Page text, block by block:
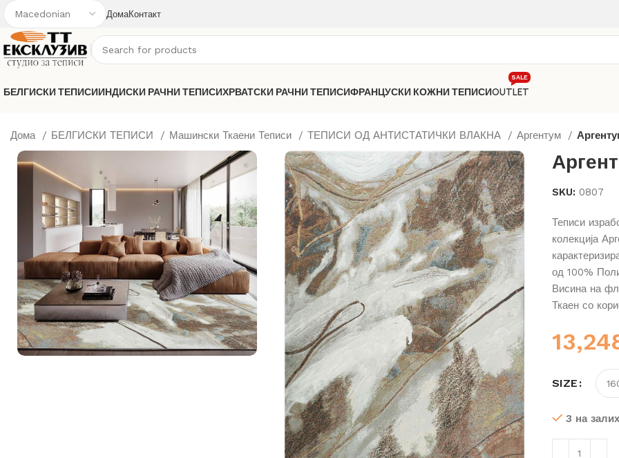
ДомаКонтакт
БЕЛГИСКИ ТЕПИСИИНДИСКИ РАЧНИ ТЕПИСИХРВАТСКИ РАЧНИ ТЕПИСИФРАНЦУСКИ КОЖНИ ТЕПИСИOUTLET
SALE
Дома БЕЛГИСКИ ТЕПИСИ Машински Ткаени Теписи ТЕПИСИ ОД АНТИСТАТИЧКИ ВЛАКНА Аргентум
SKU: 0807
Теписи
колекција
од 100%
Висина на
Ткаен со
SIZE
3 на